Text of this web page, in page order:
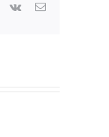
pinterest
vk
E-